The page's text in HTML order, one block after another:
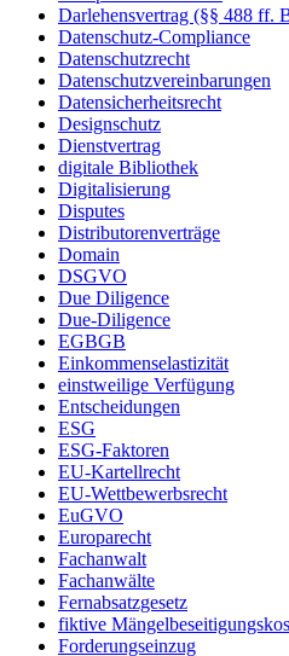
Darlehensvertrag (§§ 488 ff.
Datenschutz-Compliance
Datenschutzrecht
Datenschutzvereinbarungen
Datensicherheitsrecht
Designschutz
Dienstvertrag
digitale Bibliothek
Digitalisierung
Disputes
Distributorenverträge
Domain
DSGVO
Due Diligence
Due-Diligence
EGBGB
Einkommenselastizität
einstweilige Verfügung
Entscheidungen
ESG
ESG-Faktoren
EU-Kartellrecht
EU-Wettbewerbsrecht
EuGVO
Europarecht
Fachanwalt
Fachanwälte
Fernabsatzgesetz
fiktive
Forderungseinzug